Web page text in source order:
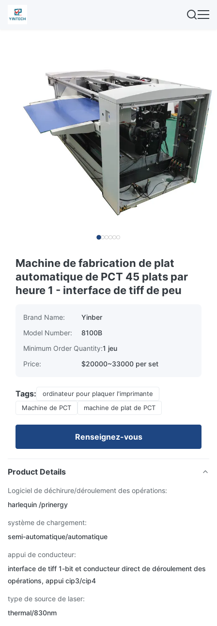
Machine de fabrication de plat
automatique de PCT 45 plats par
heure 1 - interface de tiff de peu
Brand Name:
Yinber
Model Number:
8100B
Minimum Order Quantity:1 jeu
Price:
$20000~33000 per set
Tags:
ordinateur pour plaquer l'imprimante
Machine de PCT
machine de plat de PCT
Renseignez-vous
Product Details
Logiciel de déchirure/déroulement des opérations:
harlequin /prinergy
système de chargement:
semi-automatique/automatique
appui de conducteur:
interface de tiff 1-bit et conducteur direct de déroulement des
opérations, appui cip3/cip4
type de source de laser:
thermal/830nm